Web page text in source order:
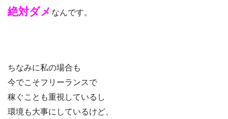
絶対ダメ なんです。
ちなみに私の場合も
今でこそフリーランスで
稼ぐことも重視しているし
環境も大事にしているけど、